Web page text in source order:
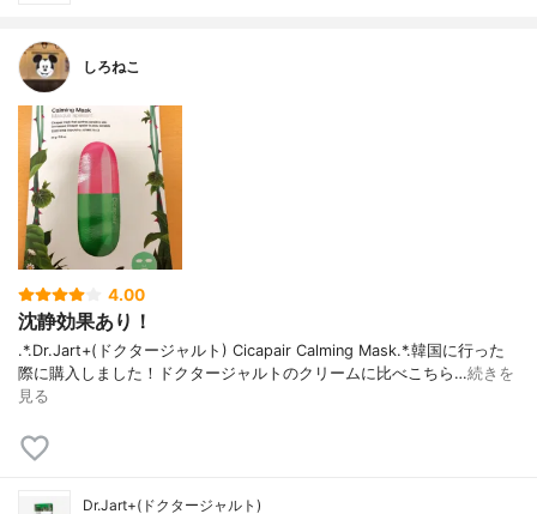
しろねこ
4.00
沈静効果あり！
.*.Dr.Jart+(ドクタージャルト) Cicapair Calming Mask.*.韓国に行った
際に購入しました！ドクタージャルトのクリームに比べこちら…続きを
見る
Dr.Jart+(ドクタージャルト)